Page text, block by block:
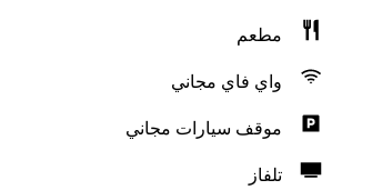
مطعم
واي فاي مجاني
موقف سيارات مجاني
تلفاز